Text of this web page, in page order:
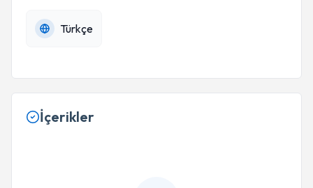
Türkçe
İçerikler